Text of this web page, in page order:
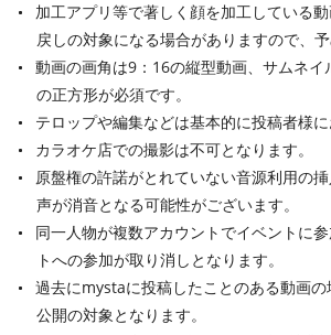
加工アプリ等で著しく顔を加工している
戻しの対象になる場合がありますので、予
動画の画角は9：16の縦型動画、サムネ
の正方形が必須です。
テロップや編集などは基本的に投稿者様に
カラオケ店での撮影は不可となります。
原盤権の許諾がとれていない音源利用の
声が消音となる可能性がございます。
同一人物が複数アカウントでイベントに
トへの参加が取り消しとなります。
過去にmystaに投稿したことのある動画
公開の対象となります。